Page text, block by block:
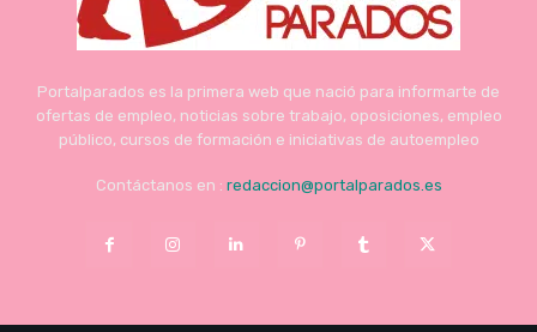
Portalparados es la primera web que nació para informarte de
ofertas de empleo, noticias sobre trabajo, oposiciones, empleo
público, cursos de formación e iniciativas de autoempleo
Contáctanos en : redaccion@portalparados.es